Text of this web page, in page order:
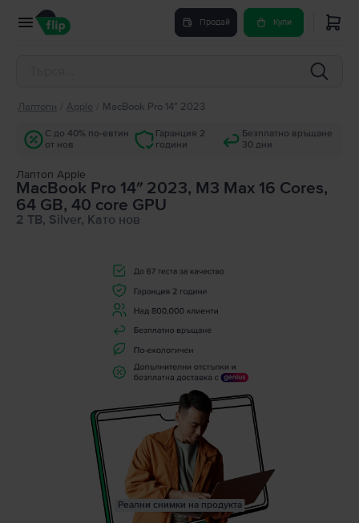
Продай Купи
Лаптопи Apple MacBook Pro 14″ 2023
С до 40% по-евтин
от нов
Гаранция 2
години
Безплатно връщане
30 дни
Лаптоп Apple
MacBook Pro 14″ 2023, M3 Max 16 Cores,
64 GB, 40 core GPU
2 TB, Silver, Като нов
Реални снимки на продукта